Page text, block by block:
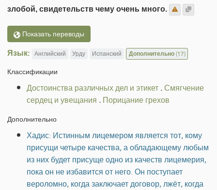
злобой, свидетельств чему очень много.
Показать переводы
Язык: Английский Урду Испанский Дополнительно(17)
Классификации
Достоинства различных дел и этикет.Смягчение
сердец и увещания .Порицание грехов
Дополнительно
Хадис: Истинным лицемером является тот, кому
присущи четыре качества, а обладающему любым
из них будет присуще одно из качеств лицемерия,
пока он не избавится от него. Он поступает
вероломно, когда заключает договор, лжёт, когда